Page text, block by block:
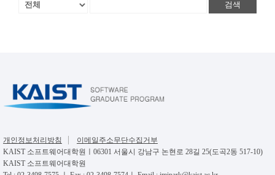
검색
개인정보처리방침
이메일주소무단수집거부
KAIST 소프트웨어대학원ㅣ06301 서울시 강남구 논현로 28길 25(도곡2동 517-10)
KAIST 소프트웨어대학원